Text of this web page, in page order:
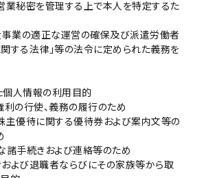
業秘密を管理する上で本人を特定するた
事業の適正な運営の確保及び派遣労働者
する法律」等の法令に定められた義務を
人情報の利用目的
の行使、義務の履行のため
主優待に関する優待券および案内文等の
諸手続きおよび連絡等のため
よび退職者ならびにその家族等から取